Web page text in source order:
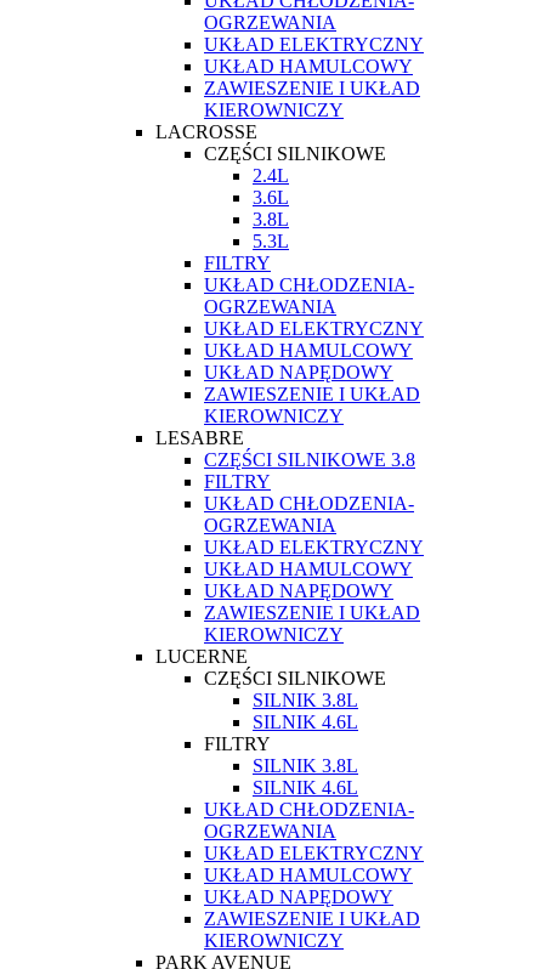
OGRZEWANIA
UKŁAD ELEKTRYCZNY
UKŁAD HAMULCOWY
ZAWIESZENIE I UKŁAD
KIEROWNICZY
LACROSSE
CZĘŚCI SILNIKOWE
2.4L
3.6L
3.8L
5.3L
FILTRY
UKŁAD CHŁODZENIA-
OGRZEWANIA
UKŁAD ELEKTRYCZNY
UKŁAD HAMULCOWY
UKŁAD NAPĘDOWY
ZAWIESZENIE I UKŁAD
KIEROWNICZY
LESABRE
CZĘŚCI SILNIKOWE 3.8
FILTRY
UKŁAD CHŁODZENIA-
OGRZEWANIA
UKŁAD ELEKTRYCZNY
UKŁAD HAMULCOWY
UKŁAD NAPĘDOWY
ZAWIESZENIE I UKŁAD
KIEROWNICZY
LUCERNE
CZĘŚCI SILNIKOWE
SILNIK 3.8L
SILNIK 4.6L
FILTRY
SILNIK 3.8L
SILNIK 4.6L
UKŁAD CHŁODZENIA-
OGRZEWANIA
UKŁAD ELEKTRYCZNY
UKŁAD HAMULCOWY
UKŁAD NAPĘDOWY
ZAWIESZENIE I UKŁAD
KIEROWNICZY
PARK AVENUE